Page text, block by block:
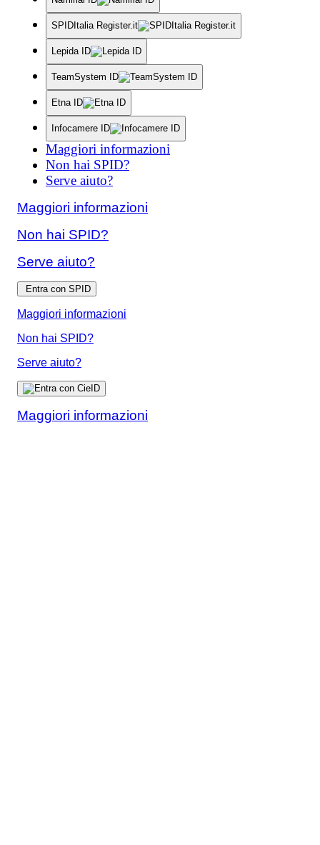
SPIDItalia Register.it
Lepida ID
TeamSystem ID
Etna ID
Infocamere ID
Maggiori informazioni
Non hai SPID?
Serve aiuto?
Maggiori informazioni
Non hai SPID?
Serve aiuto?
Entra con SPID
Maggiori informazioni
Non hai SPID?
Serve aiuto?
Maggiori informazioni